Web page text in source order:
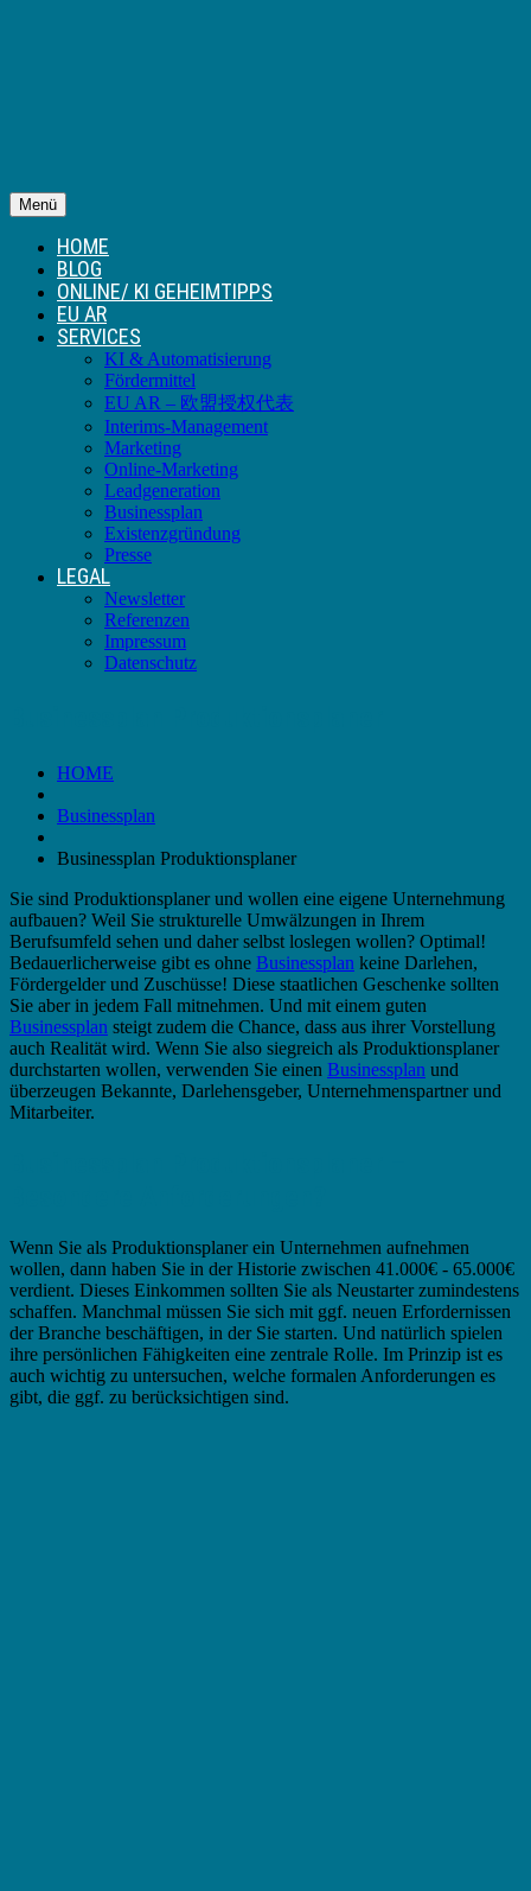
Menü
HOME
BLOG
ONLINE/ KI GEHEIMTIPPS
EU AR
SERVICES
KI & Automatisierung
Fördermittel
EU AR – 欧盟授权代表
Interims-Management
Marketing
Online-Marketing
Leadgeneration
Businessplan
Existenzgründung
Presse
LEGAL
Newsletter
Referenzen
Impressum
Datenschutz
HOME
Businessplan
Businessplan Produktionsplaner
Sie sind Produktionsplaner und wollen eine eigene Unternehmung
aufbauen? Weil Sie strukturelle Umwälzungen in Ihrem
Berufsumfeld sehen und daher selbst loslegen wollen? Optimal!
Bedauerlicherweise gibt es ohne Businessplan keine Darlehen,
Fördergelder und Zuschüsse! Diese staatlichen Geschenke sollten
Sie aber in jedem Fall mitnehmen. Und mit einem guten
Businessplan steigt zudem die Chance, dass aus ihrer Vorstellung
auch Realität wird. Wenn Sie also siegreich als Produktionsplaner
durchstarten wollen, verwenden Sie einen Businessplan und
überzeugen Bekannte, Darlehensgeber, Unternehmenspartner und
Mitarbeiter.
Wenn Sie als Produktionsplaner ein Unternehmen aufnehmen
wollen, dann haben Sie in der Historie zwischen 41.000€ - 65.000€
verdient. Dieses Einkommen sollten Sie als Neustarter zumindestens
schaffen. Manchmal müssen Sie sich mit ggf. neuen Erfordernissen
der Branche beschäftigen, in der Sie starten. Und natürlich spielen
ihre persönlichen Fähigkeiten eine zentrale Rolle. Im Prinzip ist es
auch wichtig zu untersuchen, welche formalen Anforderungen es
gibt, die ggf. zu berücksichtigen sind.